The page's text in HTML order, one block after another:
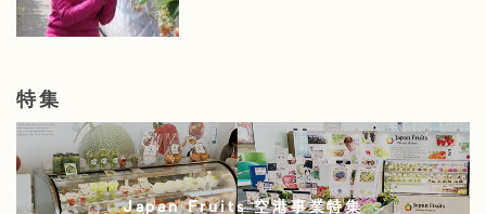
特集
Japan Fruits 空港事業特集